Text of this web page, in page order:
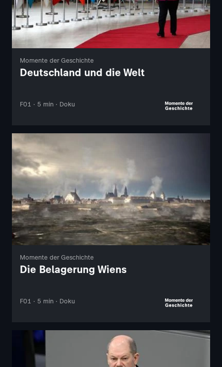
Momente der Geschichte
Deutschland und die Welt
F01 · 5 min · Doku
Momente der Geschichte
Die Belagerung Wiens
F01 · 5 min · Doku